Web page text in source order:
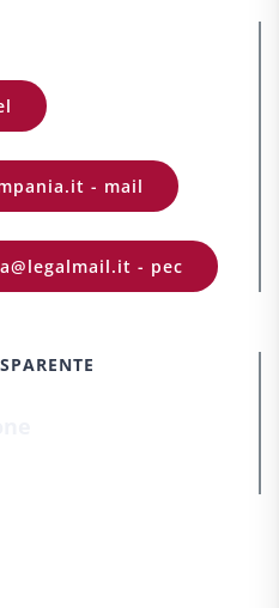
- mail
- pec